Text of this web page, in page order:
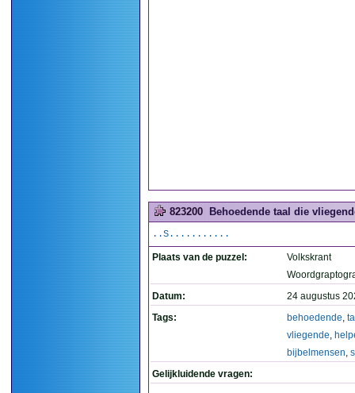
823200 Behoedende taal die
..S...........
Plaats van de puzzel:
Volkskrant
Datum:
24 augustus
Tags:
behoedende,
vliegende,
bijbelmensen,
Gelijkluidende vragen: